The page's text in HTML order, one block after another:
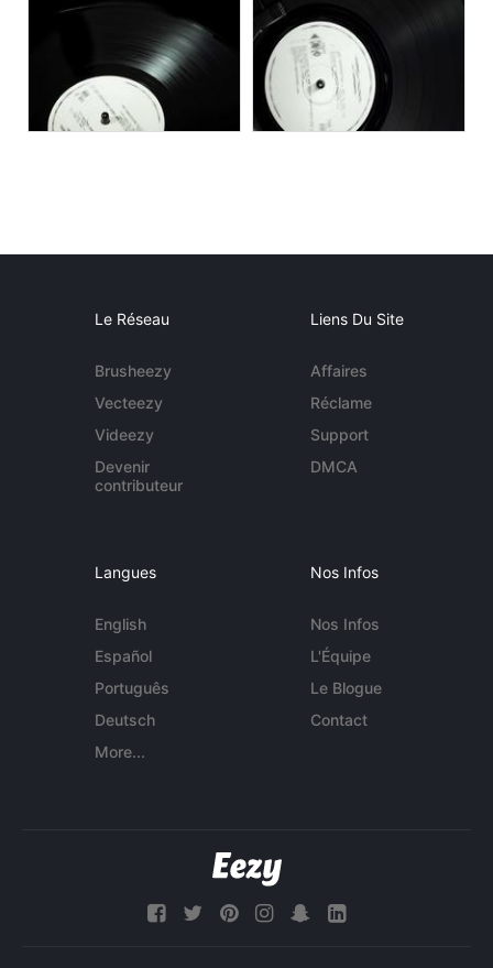
Le Réseau
Brusheezy
Vecteezy
Videezy
Devenir
contributeur
Liens Du Site
Affaires
Réclame
Support
DMCA
Langues
English
Español
Português
Deutsch
More...
Nos Infos
Nos Infos
L'Équipe
Le Blogue
Contact